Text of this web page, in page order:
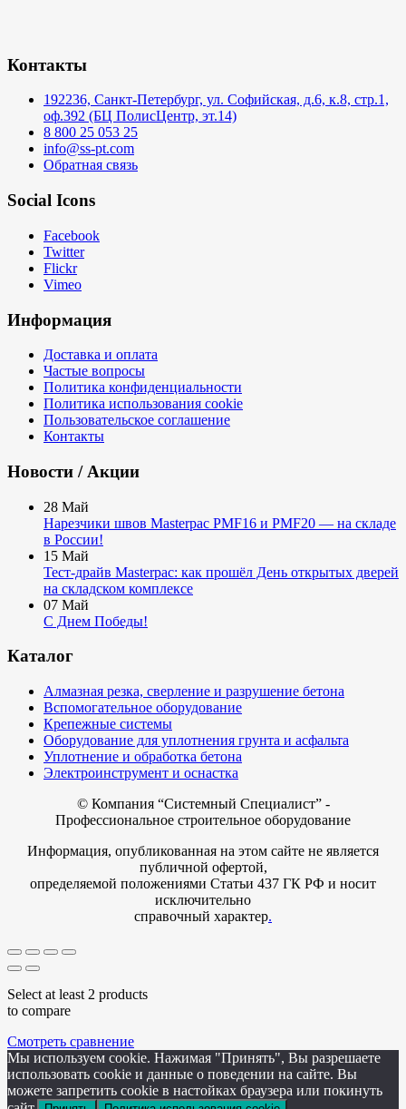
Контакты
192236, Санкт-Петербург, ул. Софийская, д.6, к.8, стр.1,
оф.392 (БЦ ПолисЦентр, эт.14)
8 800 25 053 25
info@ss-pt.com
Обратная связь
Social Icons
Facebook
Twitter
Flickr
Vimeo
Информация
Доставка и оплата
Частые вопросы
Политика конфиденциальности
Политика использования cookie
Пользовательское соглашение
Контакты
Новости / Акции
28 Май
Нарезчики швов Masterpac PMF16 и PMF20 — на складе
в России!
15 Май
Тест-драйв Masterpac: как прошёл День открытых дверей
на складском комплексе
07 Май
С Днем Победы!
Каталог
Алмазная резка, сверление и разрушение бетона
Вспомогательное оборудование
Крепежные системы
Оборудование для уплотнения грунта и асфальта
Уплотнение и обработка бетона
Электроинструмент и оснастка
© Компания “Системный Специалист” -
Профессиональное строительное оборудование
Информация, опубликованная на этом сайте не является
публичной офертой,
определяемой положениями Статьи 437 ГК РФ и носит
исключительно
справочный характер.
Select at least 2 products
to compare
Смотреть сравнение
Мы используем cookie. Нажимая "Принять", Вы разрешаете
использовать cookie и данные о поведении на сайте. Вы
можете запретить cookie в настойках браузера или покинуть